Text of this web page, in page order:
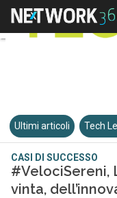
Ultimi articoli Tech
CASI DI SUCCESSO
#VelociSereni,
vinta,